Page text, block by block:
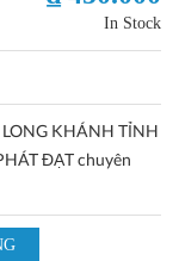
In Stock
KHÁNH TỈNH
ĐẠT chuyên